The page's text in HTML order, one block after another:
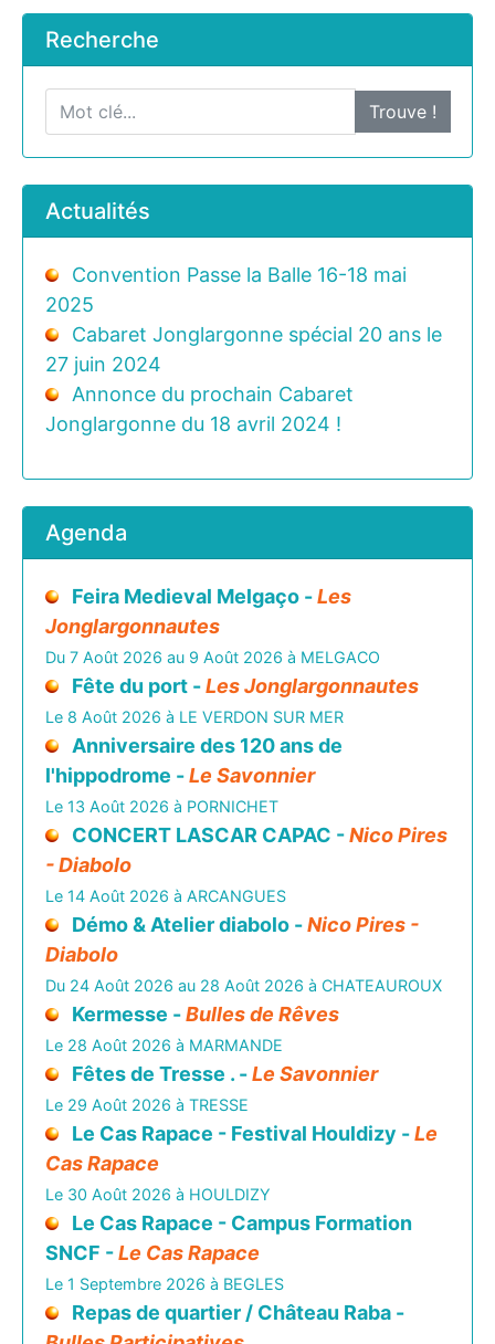
Recherche
Trouve !
Actualités
Convention Passe la Balle 16-18 mai
2025
Cabaret Jonglargonne spécial 20 ans le
27 juin 2024
Annonce du prochain Cabaret
Jonglargonne du 18 avril 2024 !
Agenda
Feira Medieval Melgaço -Les
Jonglargonnautes
Du 7 Août 2026 au 9 Août 2026 à MELGACO
Fête du port -Les Jonglargonnautes
Le 8 Août 2026 à LE VERDON SUR MER
Anniversaire des 120 ans de
l'hippodrome -Le Savonnier
Le 13 Août 2026 à PORNICHET
CONCERT LASCAR CAPAC -Nico Pires
- Diabolo
Le 14 Août 2026 à ARCANGUES
Démo & Atelier diabolo -Nico Pires -
Diabolo
Du 24 Août 2026 au 28 Août 2026 à CHATEAUROUX
Kermesse -Bulles de Rêves
Le 28 Août 2026 à MARMANDE
Fêtes de Tresse . -Le Savonnier
Le 29 Août 2026 à TRESSE
Le Cas Rapace - Festival Houldizy -Le
Cas Rapace
Le 30 Août 2026 à HOULDIZY
Le Cas Rapace - Campus Formation
SNCF -Le Cas Rapace
Le 1 Septembre 2026 à BEGLES
Repas de quartier / Château Raba -